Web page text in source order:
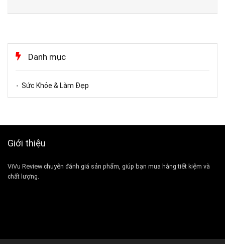
Danh mục
Sức Khỏe & Làm Đẹp
Giới thiệu
ViVu Review chuyên đánh giá sản phẩm, giúp bạn mua hàng tiết kiệm và
chất lượng.